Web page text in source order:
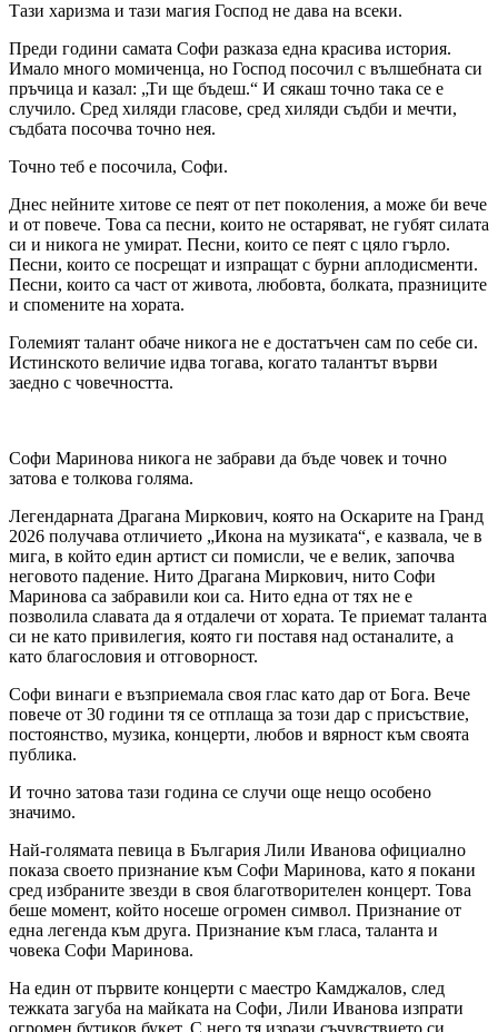
Тази харизма и тази магия Господ не дава на всеки.
Преди години самата Софи разказа една красива история.
Имало много момиченца, но Господ посочил с вълшебната си
пръчица и казал: „Ти ще бъдеш.“ И сякаш точно така се е
случило. Сред хиляди гласове, сред хиляди съдби и мечти,
съдбата посочва точно нея.
Точно теб е посочила, Софи.
Днес нейните хитове се пеят от пет поколения, а може би вече
и от повече. Това са песни, които не остаряват, не губят силата
си и никога не умират. Песни, които се пеят с цяло гърло.
Песни, които се посрещат и изпращат с бурни аплодисменти.
Песни, които са част от живота, любовта, болката, празниците
и спомените на хората.
Големият талант обаче никога не е достатъчен сам по себе си.
Истинското величие идва тогава, когато талантът върви
заедно с човечността.
Софи Маринова никога не забрави да бъде човек и точно
затова е толкова голяма.
Легендарната Драгана Миркович, която на Оскарите на Гранд
2026 получава отличието „Икона на музиката“, е казвала, че в
мига, в който един артист си помисли, че е велик, започва
неговото падение. Нито Драгана Миркович, нито Софи
Маринова са забравили кои са. Нито една от тях не е
позволила славата да я отдалечи от хората. Те приемат таланта
си не като привилегия, която ги поставя над останалите, а
като благословия и отговорност.
Софи винаги е възприемала своя глас като дар от Бога. Вече
повече от 30 години тя се отплаща за този дар с присъствие,
постоянство, музика, концерти, любов и вярност към своята
публика.
И точно затова тази година се случи още нещо особено
значимо.
Най-голямата певица в България Лили Иванова официално
показа своето признание към Софи Маринова, като я покани
сред избраните звезди в своя благотворителен концерт. Това
беше момент, който носеше огромен символ. Признание от
една легенда към друга. Признание към гласа, таланта и
човека Софи Маринова.
На един от първите концерти с маестро Камджалов, след
тежката загуба на майката на Софи, Лили Иванова изпрати